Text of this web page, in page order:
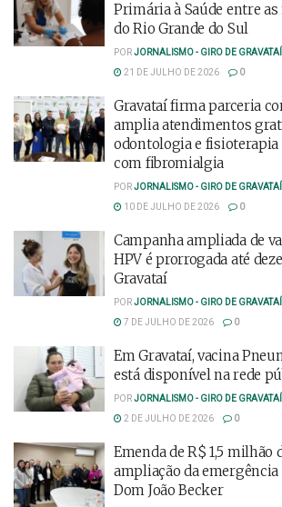
Primária à Saúde entre
do Rio Grande do Sul
PORJORNALISMO - GIRO DE GRAVATAÍ
21 DE JULHO DE 2026
0
Gravataí firma parceria
amplia atendimentos
odontologia e fisioterapia
com fibromialgia
PORJORNALISMO - GIRO DE GRAVATAÍ
10 DE JULHO DE 2026
0
Campanha ampliada de
HPV é prorrogada até
Gravataí
PORJORNALISMO - GIRO DE GRAVATAÍ
7 DE JULHO DE 2026
0
Em Gravataí, vacina
está disponível na rede
PORJORNALISMO - GIRO DE GRAVATAÍ
2 DE JULHO DE 2026
0
Emenda de R$ 1,5 milhão
ampliação da emergência
Dom João Becker